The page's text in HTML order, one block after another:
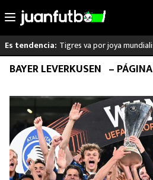
Saltar
Es tendencia: Tigres va por joya
LO ÚLTIMO
LIGA MX
RAYADOS
PUMAS
BAYER LEVERKUSEN –